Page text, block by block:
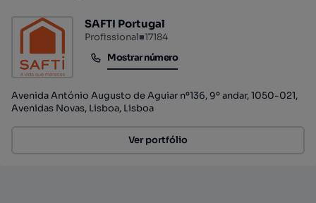
SAFTI Portugal
Profissional■17184
Mostrar número
Mostrar número
Avenida António Augusto de Aguiar nº136, 9º andar, 1050-021,
Avenidas Novas, Lisboa, Lisboa
Ver portfólio